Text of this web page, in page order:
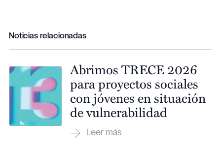
Noticias relacionadas
Abrimos TRECE 2026
para proyectos sociales
con jóvenes en situación
de vulnerabilidad